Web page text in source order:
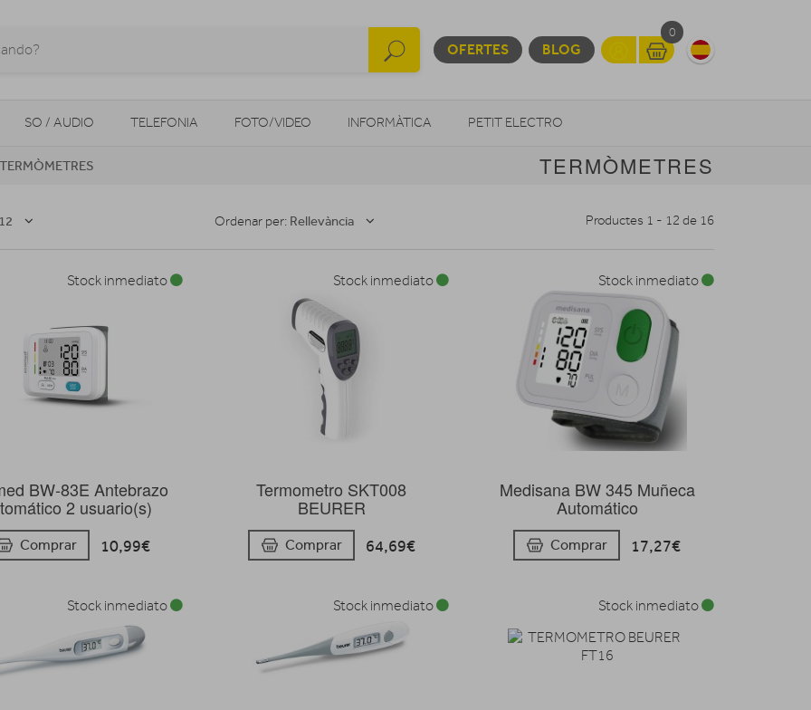
OFERTES BLOG
0
SO / AUDIO TELEFONIA FOTO/VIDEO INFORMÀTICA PETIT ELECTRO
MOBILITAT URBANA
TERMÒMETRES TERMÒMETRES
Ordenar per: Rellevància Productes 1 - 12 de 16
BW-83E Antebrazo
2 usuario(s)
Comprar 10,99€
Stock inmediato
Termometro SKT008
BEURER
Comprar 64,69€
Stock inmediato
Medisana BW 345 Muñeca
Automático
Comprar 17,27€
Stock inmediato
Stock inmediato Stock inmediato Stock inmediato